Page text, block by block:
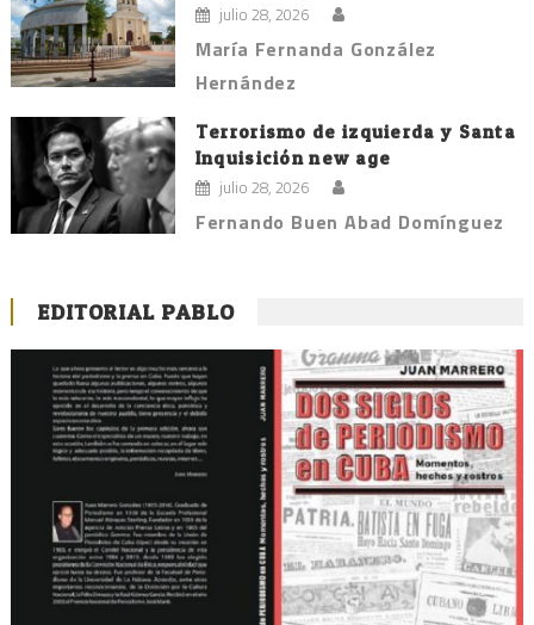
julio 28, 2026
María Fernanda González
Hernández
Terrorismo de izquierda y Santa
Inquisición new age
julio 28, 2026
Fernando Buen Abad Domínguez
EDITORIAL PABLO